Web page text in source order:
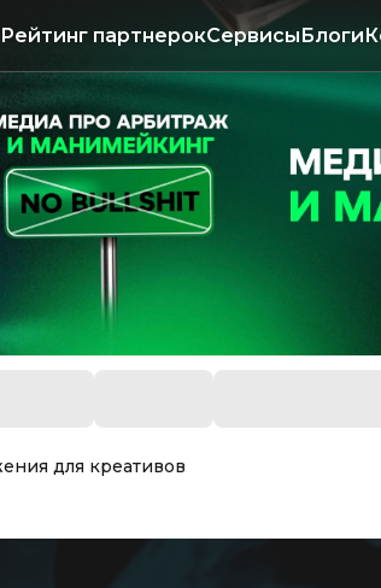
Рейтинг партнерокСервисыБлоги
для креативов